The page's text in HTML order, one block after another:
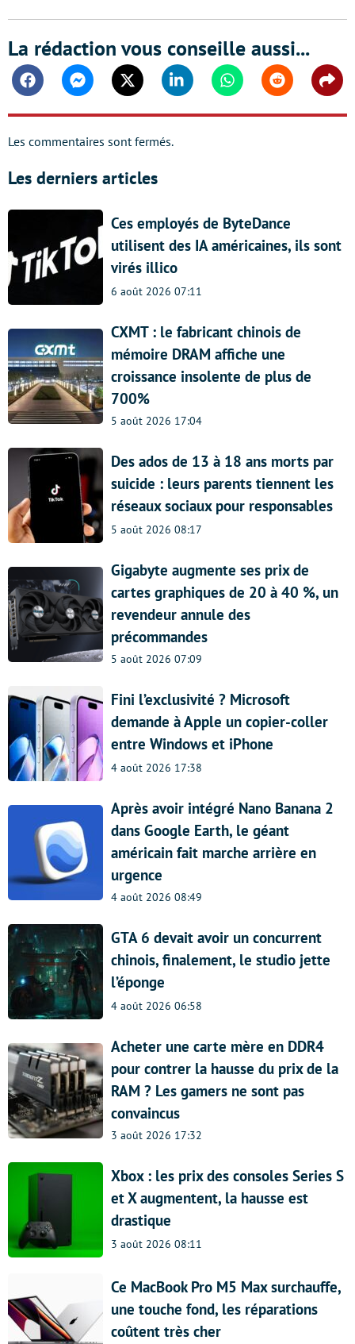
La rédaction vous conseille aussi...
FacebookMessengerTwitter Linkedin WhatsappReddit
Les commentaires sont fermés.
Les derniers articles
Ces employés de ByteDance
utilisent des IA américaines, ils sont
virés illico
6 août 2026 07:11
CXMT : le fabricant chinois de
mémoire DRAM affiche une
croissance insolente de plus de
700%
5 août 2026 17:04
Des ados de 13 à 18 ans morts par
suicide : leurs parents tiennent les
réseaux sociaux pour responsables
5 août 2026 08:17
Gigabyte augmente ses prix de
cartes graphiques de 20 à 40 %, un
revendeur annule des
précommandes
5 août 2026 07:09
Fini l’exclusivité ? Microsoft
demande à Apple un copier-coller
entre Windows et iPhone
4 août 2026 17:38
Après avoir intégré Nano Banana 2
dans Google Earth, le géant
américain fait marche arrière en
urgence
4 août 2026 08:49
GTA 6 devait avoir un concurrent
chinois, finalement, le studio jette
l’éponge
4 août 2026 06:58
Acheter une carte mère en DDR4
pour contrer la hausse du prix de la
RAM ? Les gamers ne sont pas
convaincus
3 août 2026 17:32
Xbox : les prix des consoles Series S
et X augmentent, la hausse est
drastique
3 août 2026 08:11
Ce MacBook Pro M5 Max surchauffe,
une touche fond, les réparations
coûtent très cher